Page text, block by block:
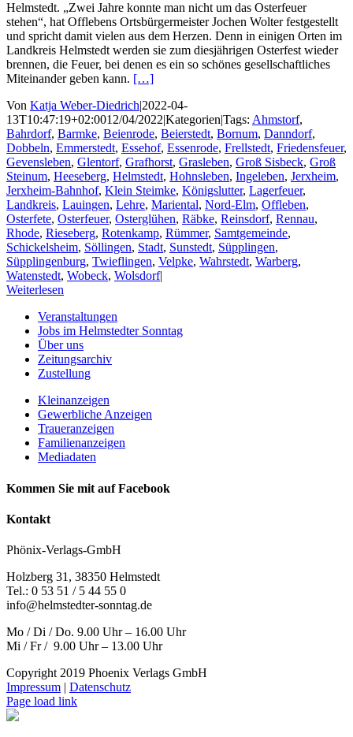
Helmstedt. „Zwei Jahre konnte man nicht um das Osterfeuer
stehen“, hat Offlebens Ortsbürgermeister Jochen Wolter festgestellt
und spricht damit vielen aus dem Herzen. Denn in einigen Orten im
Landkreis Helmstedt werden sie zum diesjährigen Osterfest wieder
brennen, die Feuer, bei denen es ein so schönes gesellschaftliches
Miteinander geben kann. […]
Von Katja Weber-Diedrich|2022-04-
13T10:47:19+02:0012/04/2022|Kategorien|Tags: Ahmstorf,
Bahrdorf, Barmke, Beienrode, Beierstedt, Bornum, Danndorf,
Dobbeln, Emmerstedt, Essehof, Essenrode, Frellstedt, Friedensfeuer,
Gevensleben, Glentorf, Grafhorst, Grasleben, Groß Sisbeck, Groß
Steinum, Heeseberg, Helmstedt, Hohnsleben, Ingeleben, Jerxheim,
Jerxheim-Bahnhof, Klein Steimke, Königslutter, Lagerfeuer,
Landkreis, Lauingen, Lehre, Mariental, Nord-Elm, Offleben,
Osterfete, Osterfeuer, Osterglühen, Räbke, Reinsdorf, Rennau,
Rhode, Rieseberg, Rotenkamp, Rümmer, Samtgemeinde,
Schickelsheim, Söllingen, Stadt, Sunstedt, Süpplingen,
Süpplingenburg, Twieflingen, Velpke, Wahrstedt, Warberg,
Watenstedt, Wobeck, Wolsdorf|
Weiterlesen
Veranstaltungen
Jobs im Helmstedter Sonntag
Über uns
Zeitungsarchiv
Zustellung
Kleinanzeigen
Gewerbliche Anzeigen
Traueranzeigen
Familienanzeigen
Mediadaten
Kommen Sie mit auf Facebook
Kontakt
Phönix-Verlags-GmbH
Holzberg 31, 38350 Helmstedt
Tel.: 0 53 51 / 5 44 55 0
info@helmstedter-sonntag.de
Mo / Di / Do. 9.00 Uhr – 16.00 Uhr
Mi / Fr / 9.00 Uhr – 13.00 Uhr
Copyright 2019 Phoenix Verlags GmbH
Impressum | Datenschutz
Page load link